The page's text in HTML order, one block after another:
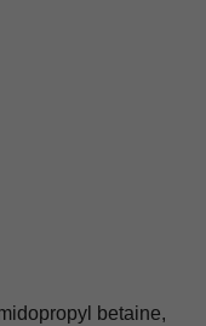
betaine,